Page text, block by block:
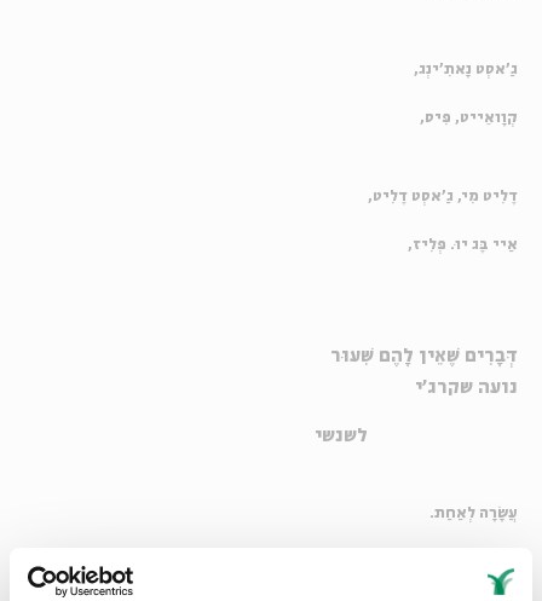
גַ'אסְט נָאתִ'ינְג,
קְוָואֵייט, פִּיס,
דֶלִיט מִי, גַ'אסְט דֶלִיט,
אַיי בֶּג יוּ. פְּלִיז,
דְּבָרִים שֶׁאֵין לָהֶם שִׁעוּר
נועה שקרג'י
לשנשי
עֲשָׂרָה לְאַחַת.